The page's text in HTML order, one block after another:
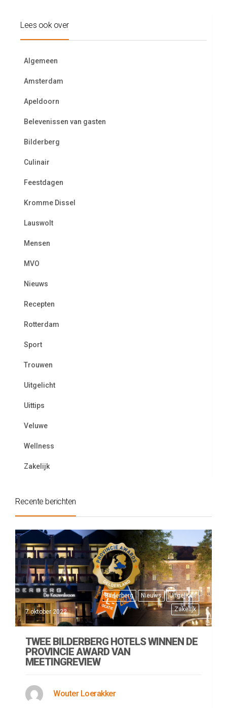
Lees ook over
Algemeen
Amsterdam
Apeldoorn
Belevenissen van gasten
Bilderberg
Culinair
Feestdagen
Kromme Dissel
Lauswolt
Mensen
MVO
Nieuws
Recepten
Rotterdam
Sport
Trouwen
Uitgelicht
Uittips
Veluwe
Wellness
Zakelijk
Recente berichten
Bilderberg Nieuws
Uitgelicht
Zakelijk
7 oktober 2022
TWEE BILDERBERG HOTELS WINNEN DE
PROVINCIE AWARD VAN
MEETINGREVIEW
Wouter Loerakker